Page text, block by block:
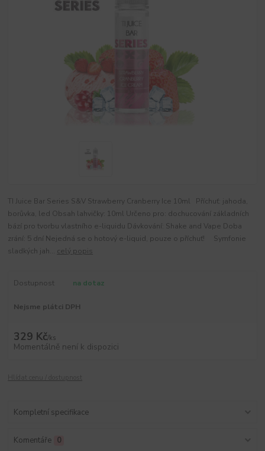
TI Juice Bar Series S&V Strawberry Cranberry Ice 10ml Příchuť: jahoda,
borůvka, led Obsah lahvičky: 10ml Určeno pro: dochucování základních
bází pro tvorbu vlastního e-liquidu Dávkování: Shake and Vape Doba
zrání: 5 dní Nejedná se o hotový e-liquid, pouze o příchuť! Symfonie
sladkých jah... celý popis
Dostupnost na dotaz
Nejsme plátci DPH
329 Kč/ks
Momentálně není k dispozici
Kompletní specifikace
Komentáře 0